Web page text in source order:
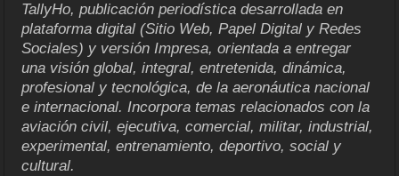
TallyHo, publicación periodística desarrollada en
plataforma digital (Sitio Web, Papel Digital y Redes
Sociales) y versión Impresa, orientada a entregar
una visión global, integral, entretenida, dinámica,
profesional y tecnológica, de la aeronáutica nacional
e internacional. Incorpora temas relacionados con la
aviación civil, ejecutiva, comercial, militar, industrial,
experimental, entrenamiento, deportivo, social y
cultural.